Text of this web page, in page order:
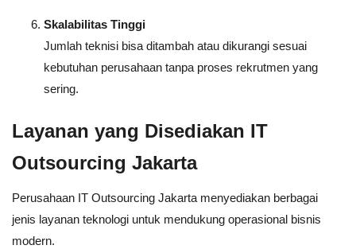
Skalabilitas Tinggi
Jumlah teknisi bisa ditambah atau dikurangi sesuai
kebutuhan perusahaan tanpa proses rekrutmen yang
sering.
Layanan yang Disediakan IT
Outsourcing Jakarta
Perusahaan IT Outsourcing Jakarta menyediakan berbagai
jenis layanan teknologi untuk mendukung operasional bisnis
modern.